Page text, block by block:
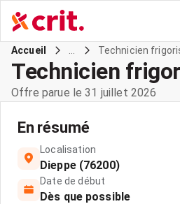
Accueil Technicien
Technicien
Offre parue le 31 juillet 2026
En résumé
Localisation
Dieppe (76200)
Date de début
Dès que possible